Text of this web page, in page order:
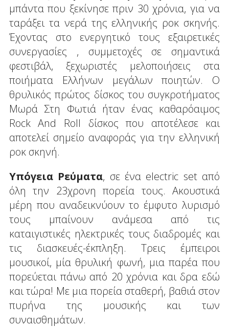
μπάντα που ξεκίνησε πριν 30 χρόνια, για να
ταράξει τα νερά της ελληνικής ροκ σκηνής.
Έχοντας στο ενεργητικό τους εξαιρετικές
συνεργασίες , συμμετοχές σε σημαντικά
φεστιβάλ, ξεχωριστές μελοποιήσεις στα
ποιήματα Ελλήνων μεγάλων ποιητών. Ο
θρυλικός πρώτος δίσκος του συγκροτήματος
Μωρά Στη Φωτιά ήταν ένας καθαρόαιμος
Rock And Roll δίσκος που αποτέλεσε και
αποτελεί σημείο αναφοράς για την ελληνική
ροκ σκηνή.
Υπόγεια Ρεύματα, σε ένα electric set από
όλη την 23χρονη πορεία τους. Ακουστικά
μέρη που αναδεικνύουν το έμφυτο λυρισμό
τους μπαίνουν ανάμεσα από τις
καταιγιστικές ηλεκτρικές τους διαδρομές και
τις διασκευές-έκπληξη. Τρεις έμπειροι
μουσικοί, μία θρυλική φωνή, μια παρέα που
πορεύεται πάνω από 20 χρόνια και δρα εδώ
και τώρα! Με μια πορεία σταθερή, βαθιά στον
πυρήνα της μουσικής και των
συναισθημάτων.